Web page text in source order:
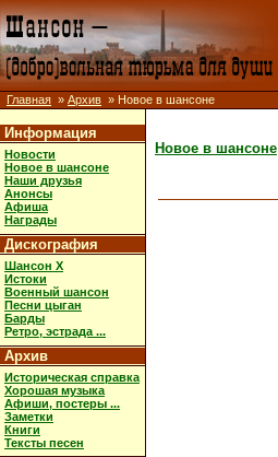
Главная » Архив » Новое в шансоне
Информация
Новости
Новое в шансоне
Наши друзья
Анонсы
Афиша
Награды
Дискография
Шансон X
Истоки
Военный шансон
Песни цыган
Барды
Ретро, эстрада ...
Архив
Историческая справка
Хорошая музыка
Афиши, постеры ...
Заметки
Книги
Тексты песен
Новое в шансоне